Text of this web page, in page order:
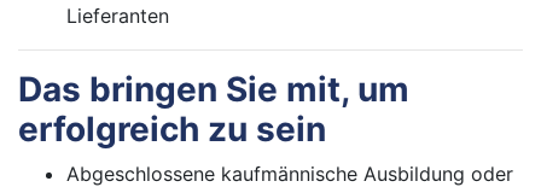
Lieferanten
Das bringen Sie mit, um
erfolgreich zu sein
Abgeschlossene kaufmännische Ausbildung oder